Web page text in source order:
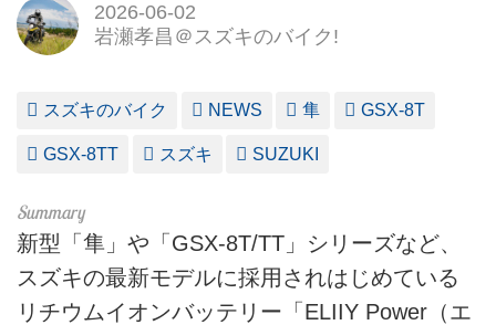
2026-06-02
岩瀬孝昌＠スズキのバイク!
スズキのバイク NEWS 隼 GSX-8T
GSX-8TT スズキ SUZUKI
新型「隼」や「GSX-8T/TT」シリーズなど、
スズキの最新モデルに採用されはじめている
リチウムイオンバッテリー「ELIIY Power（エ